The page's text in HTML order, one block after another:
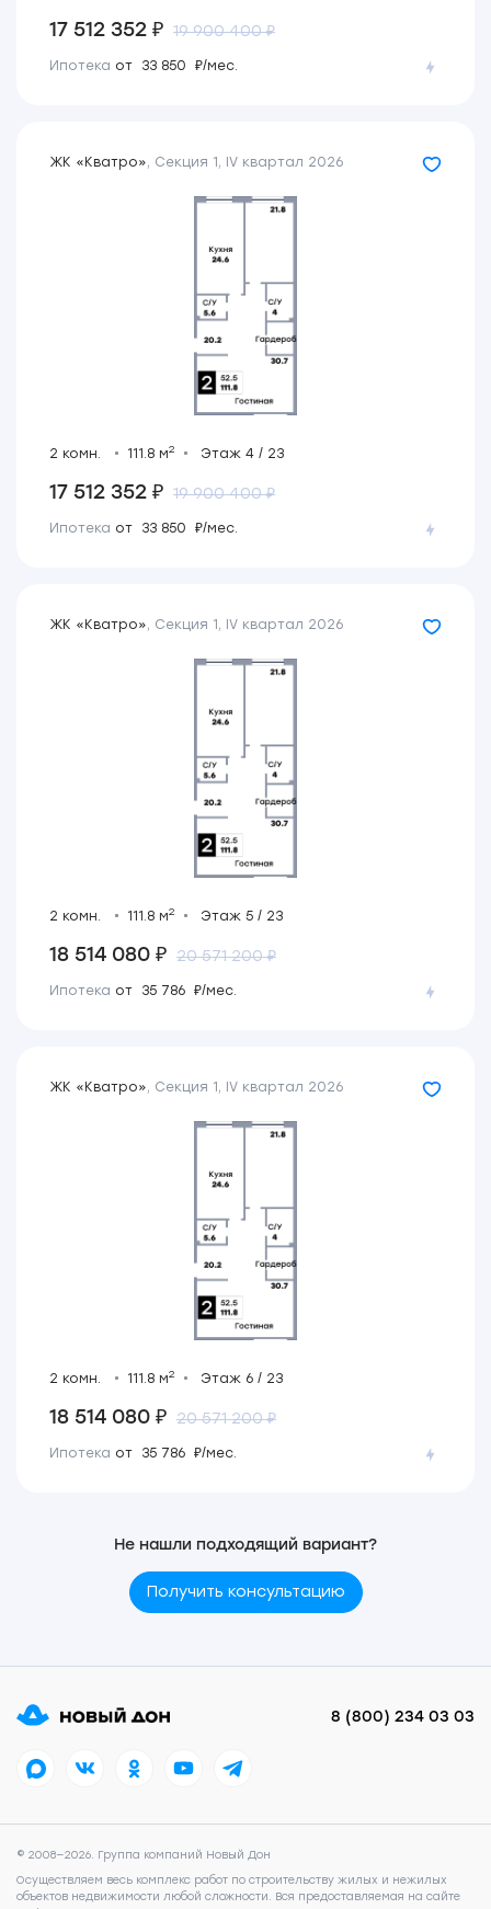
17 512 352 ₽ 19 900 400 ₽
Ипотека от 33 850 ₽/мес.
ЖК «Кватро», Секция 1, IV квартал 2026
2 комн. 111.8 м2 Этаж 4 / 23
17 512 352 ₽ 19 900 400 ₽
Ипотека от 33 850 ₽/мес.
ЖК «Кватро», Секция 1, IV квартал 2026
2 комн. 111.8 м2 Этаж 5 / 23
18 514 080 ₽ 20 571 200 ₽
Ипотека от 35 786 ₽/мес.
ЖК «Кватро», Секция 1, IV квартал 2026
2 комн. 111.8 м2 Этаж 6 / 23
18 514 080 ₽ 20 571 200 ₽
Ипотека от 35 786 ₽/мес.
Не нашли подходящий вариант?
Получить консультацию
8 (800) 234 03 03
© 2008—2026. Группа компаний Новый Дон
Осуществляем весь комплекс работ по строительству жилых и нежилых
объектов недвижимости любой сложности. Вся предоставляемая на сайте